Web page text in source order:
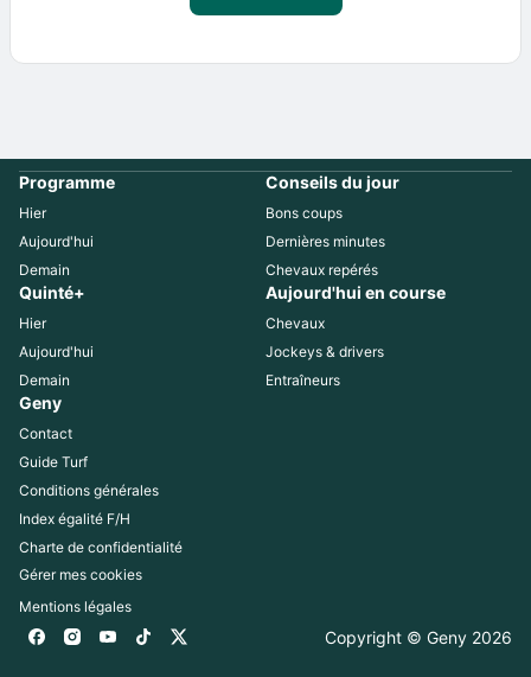
Programme
Hier
Aujourd'hui
Demain
Conseils du jour
Bons coups
Dernières minutes
Chevaux repérés
Quinté+
Hier
Aujourd'hui
Demain
Aujourd'hui en course
Chevaux
Jockeys & drivers
Entraîneurs
Geny
Contact
Guide Turf
Conditions générales
Index égalité F/H
Charte de confidentialité
Gérer mes cookies
Mentions légales
Copyright © Geny 2026